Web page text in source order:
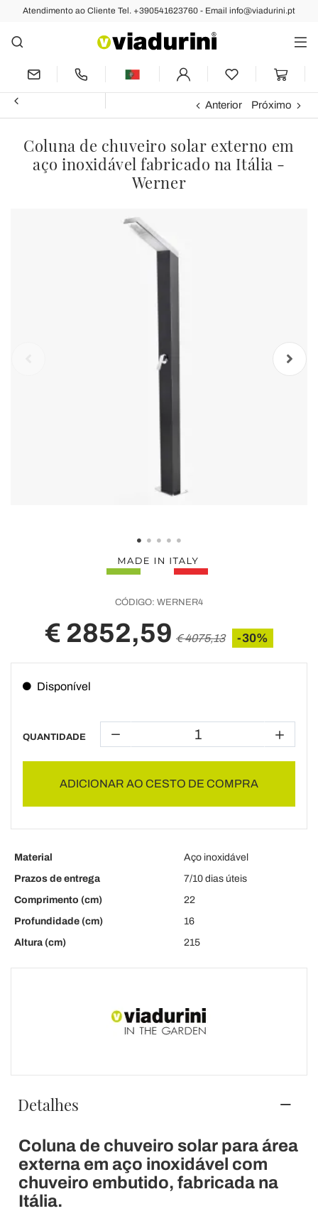
Atendimento ao Cliente Tel. +390541623760 - Email info@viadurini.pt
Anterior Próximo
Coluna de chuveiro solar externo em
aço inoxidável fabricado na Itália -
Werner
CÓDIGO: WERNER4
€ 2852,59 € 4075,13 -30%
Disponível
QUANTIDADE
ADICIONAR AO CESTO DE COMPRA
Material
Aço inoxidável
Prazos de entrega
7/10 dias úteis
Comprimento (cm)
22
Profundidade (cm)
16
Altura (cm)
215
Detalhes
Coluna de chuveiro solar para área
externa em aço inoxidável com
chuveiro embutido, fabricada na
Itália.